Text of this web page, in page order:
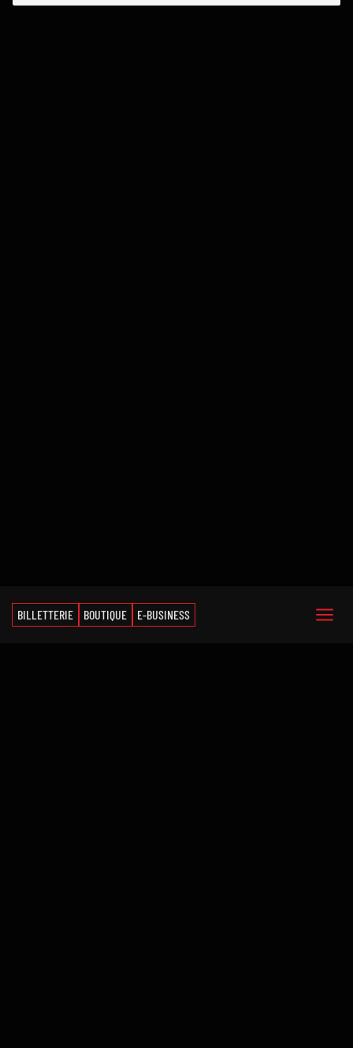
BILLETTERIE BOUTIQUE E-BUSINESS